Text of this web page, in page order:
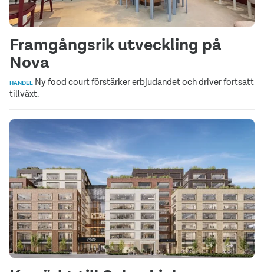
Framgångsrik utveckling på
Nova
HANDEL Ny food court förstärker erbjudandet och driver fortsatt
tillväxt.